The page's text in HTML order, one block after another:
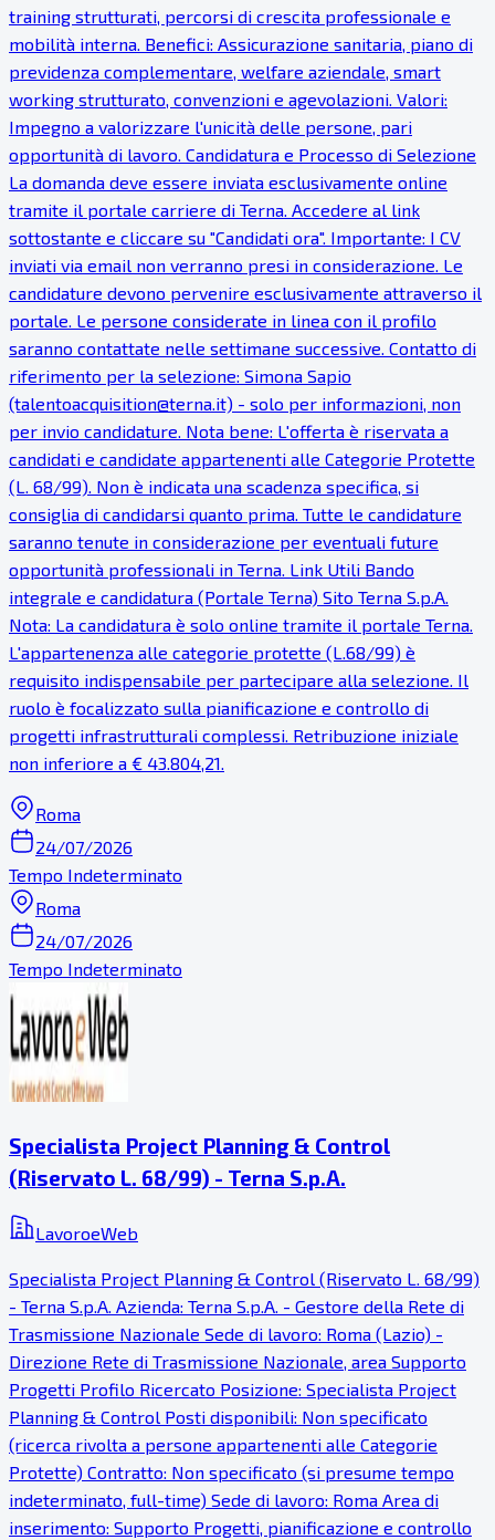
training strutturati, percorsi di crescita professionale e
mobilità interna. Benefici: Assicurazione sanitaria, piano di
previdenza complementare, welfare aziendale, smart
working strutturato, convenzioni e agevolazioni. Valori:
Impegno a valorizzare l'unicità delle persone, pari
opportunità di lavoro. Candidatura e Processo di Selezione
La domanda deve essere inviata esclusivamente online
tramite il portale carriere di Terna. Accedere al link
sottostante e cliccare su "Candidati ora". Importante: I CV
inviati via email non verranno presi in considerazione. Le
candidature devono pervenire esclusivamente attraverso il
portale. Le persone considerate in linea con il profilo
saranno contattate nelle settimane successive. Contatto di
riferimento per la selezione: Simona Sapio
(talentoacquisition@terna.it) - solo per informazioni, non
per invio candidature. Nota bene: L'offerta è riservata a
candidati e candidate appartenenti alle Categorie Protette
(L. 68/99). Non è indicata una scadenza specifica, si
consiglia di candidarsi quanto prima. Tutte le candidature
saranno tenute in considerazione per eventuali future
opportunità professionali in Terna. Link Utili Bando
integrale e candidatura (Portale Terna) Sito Terna S.p.A.
Nota: La candidatura è solo online tramite il portale Terna.
L'appartenenza alle categorie protette (L.68/99) è
requisito indispensabile per partecipare alla selezione. Il
ruolo è focalizzato sulla pianificazione e controllo di
progetti infrastrutturali complessi. Retribuzione iniziale
non inferiore a € 43.804,21.
Roma
24/07/2026
Tempo Indeterminato
Roma
24/07/2026
Tempo Indeterminato
Specialista Project Planning & Control
(Riservato L. 68/99) - Terna S.p.A.
LavoroeWeb
Specialista Project Planning & Control (Riservato L. 68/99)
- Terna S.p.A. Azienda: Terna S.p.A. - Gestore della Rete di
Trasmissione Nazionale Sede di lavoro: Roma (Lazio) -
Direzione Rete di Trasmissione Nazionale, area Supporto
Progetti Profilo Ricercato Posizione: Specialista Project
Planning & Control Posti disponibili: Non specificato
(ricerca rivolta a persone appartenenti alle Categorie
Protette) Contratto: Non specificato (si presume tempo
indeterminato, full-time) Sede di lavoro: Roma Area di
inserimento: Supporto Progetti, pianificazione e controllo